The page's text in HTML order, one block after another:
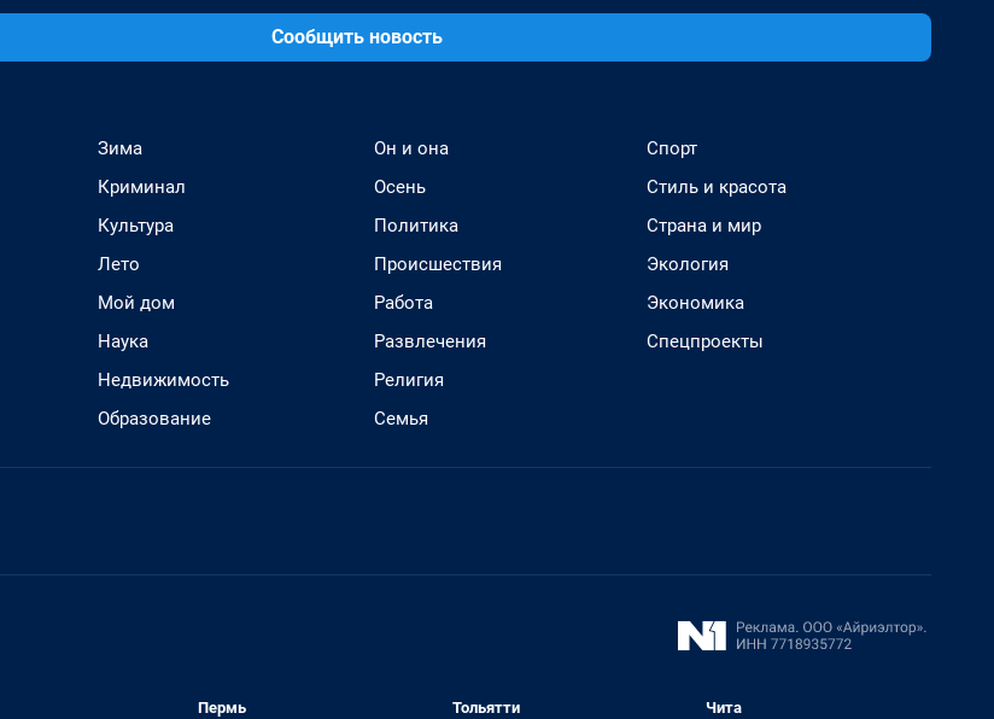
Сообщить новость
Зима
Криминал
Культура
Лето
Мой дом
Наука
Недвижимость
Образование
Он и она
Осень
Политика
Происшествия
Работа
Развлечения
Религия
Семья
Спорт
Стиль и красота
Страна и мир
Экология
Экономика
Спецпроекты
Пермь Тольятти Чита